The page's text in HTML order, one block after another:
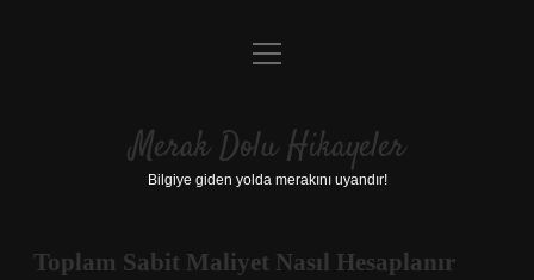
Anasayfa
Yasal Uyarı
menüyü
Merak Dolu Hikayeler
Bilgiye giden yolda merakını uyandır!
Toplam Sabit Maliyet Nasıl Hesaplanır